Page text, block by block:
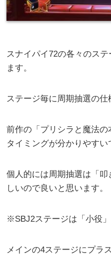
スナイパイ72の各々のス
ます。
ステージ毎に周期抽選の仕
前作の「プリシラと魔法
タイミングが分かりやすい
個人的には周期抽選は「
しいので良いと思います。
※SBJ2ステージは「小役
メインの4ステージにプラ